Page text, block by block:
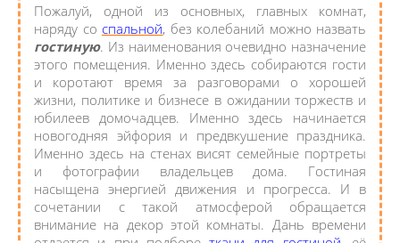
Пожалуй, одной из основных, главных комнат,
наряду со спальной, без колебаний можно назвать
гостиную. Из наименования очевидно назначение
этого помещения. Именно здесь собираются гости
и коротают время за разговорами о хорошей
жизни, политике и бизнесе в ожидании торжеств и
юбилеев домочадцев. Именно здесь начинается
новогодняя эйфория и предвкушение праздника.
Именно здесь на стенах висят семейные портреты
и фотографии владельцев дома. Гостиная
насыщена энергией движения и прогресса. И в
сочетании с такой атмосферой обращается
внимание на декор этой комнаты. Дань времени